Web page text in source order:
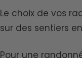
Le choix de vos
sur des sentiers
Pour une